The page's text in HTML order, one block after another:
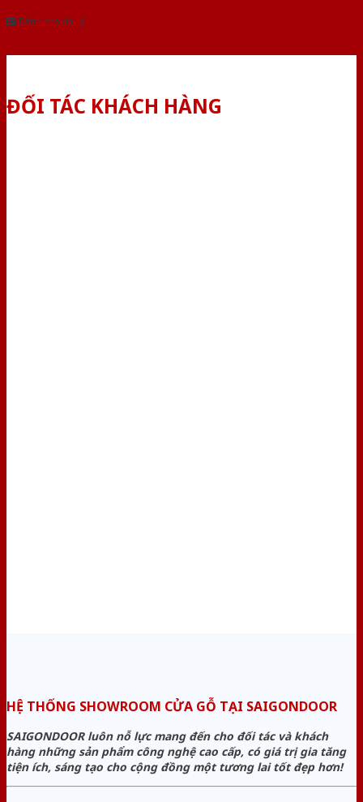
Dành cho đại lý
ĐỐI TÁC KHÁCH HÀNG
HỆ THỐNG SHOWROOM CỬA GỖ TẠI SAIGONDOOR
SAIGONDOOR luôn nỗ lực mang đến cho đối tác và khách
hàng những sản phẩm công nghệ cao cấp, có giá trị gia tăng
tiện ích, sáng tạo cho cộng đồng một tương lai tốt đẹp hơn!